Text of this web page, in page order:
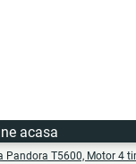
T5600, Motor 4